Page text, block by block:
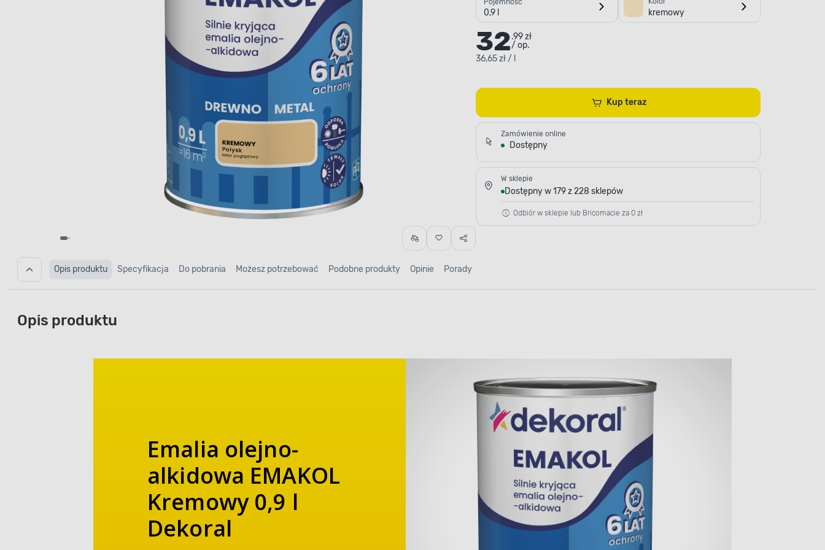
0,9 l kremowy
32.99 zł
/ op.
36,65 zł / l
Kup teraz
Zamówienie online
Dostępny
W sklepie
Dostępny w 179 z 228 sklepów
Odbiór w sklepie lub Bricomacie za 0 zł
Opis produktu Specyfikacja Do pobrania Możesz potrzebować Podobne produkty Opinie Porady
Opis produktu
Emalia olejno-
alkidowa EMAKOL
Kremowy 0,9 l
Dekoral